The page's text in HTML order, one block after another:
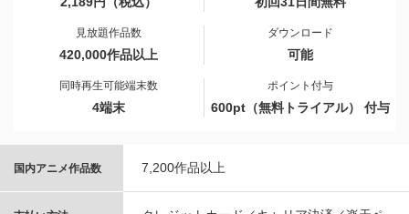
見放題作品数
420,000作品以上
ダウンロード
可能
同時再生可能端末数
4端末
ポイント付与
600pt（無料トライアル） 付与
国内アニメ作品数 7,200作品以上